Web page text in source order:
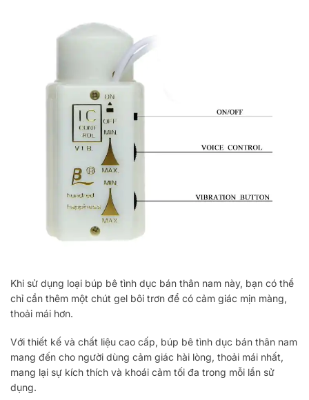
Khi sử dụng loại búp bê tình dục bán thân nam này, bạn có thể
chỉ cần thêm một chút gel bôi trơn để có cảm giác mịn màng,
thoải mái hơn.
Với thiết kế và chất liệu cao cấp, búp bê tình dục bán thân nam
mang đến cho người dùng cảm giác hài lòng, thoải mái nhất,
mang lại sự kích thích và khoái cảm tối đa trong mỗi lần sử
dụng.